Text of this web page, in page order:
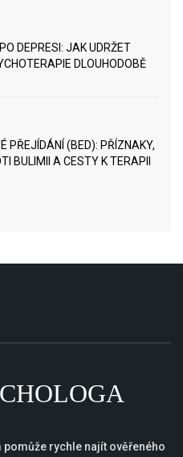
DEPRESI: JAK UDRŽET
DLOUHODOBĚ
PŘEJÍDÁNÍ (BED): PŘÍZNAKY,
BULIMII A CESTY K TERAPII
rychle najít ověřeného